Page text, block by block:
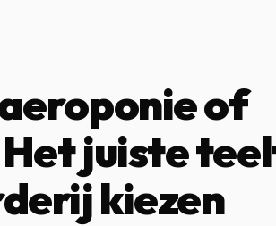
of
juiste
kiezen